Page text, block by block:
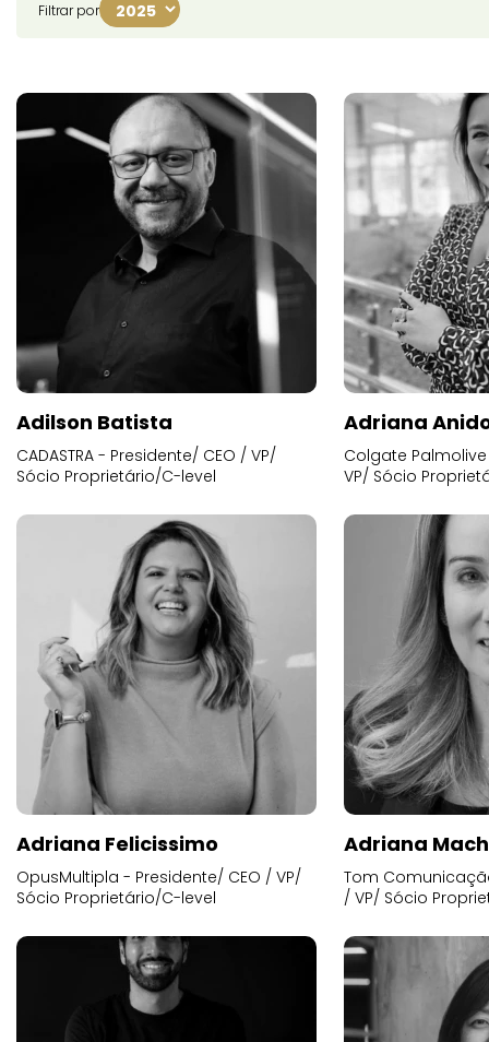
Filtrar por
Adilson Batista
CADASTRA - Presidente/ CEO / VP/
Sócio Proprietário/C-level
Adriana
Colgate
VP/ Sócio
Adriana Felicissimo
OpusMultipla - Presidente/ CEO / VP/
Sócio Proprietário/C-level
Adriana
Tom
/ VP/ Sócio